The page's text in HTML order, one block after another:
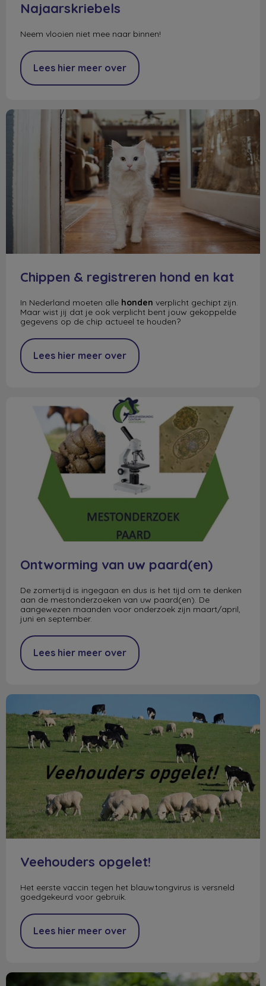
Najaarskriebels
Neem vlooien niet mee naar binnen!
Lees hier meer over
Chippen & registreren hond en kat
Chippen & registreren hond en kat
In Nederland moeten alle honden verplicht gechipt zijn.
Maar wist jij dat je ook verplicht bent jouw gekoppelde
gegevens op de chip actueel te houden?
Lees hier meer over
Ontworming van uw paard(en)
Ontworming van uw paard(en)
De zomertijd is ingegaan en dus is het tijd om te denken
aan de mestonderzoeken van uw paard(en). De
aangewezen maanden voor onderzoek zijn maart/april,
juni en september.
Lees hier meer over
Veehouders opgelet!
Veehouders opgelet!
Het eerste vaccin tegen het blauwtongvirus is versneld
goedgekeurd voor gebruik.
Lees hier meer over
De zomer komt eraan!